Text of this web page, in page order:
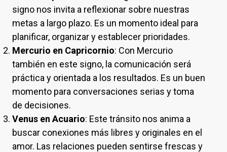
signo nos invita a reflexionar sobre nuestras
metas a largo plazo. Es un momento ideal para
planificar, organizar y establecer prioridades.
Mercurio en Capricornio: Con Mercurio
también en este signo, la comunicación será
práctica y orientada a los resultados. Es un buen
momento para conversaciones serias y toma
de decisiones.
Venus en Acuario: Este tránsito nos anima a
buscar conexiones más libres y originales en el
amor. Las relaciones pueden sentirse frescas y